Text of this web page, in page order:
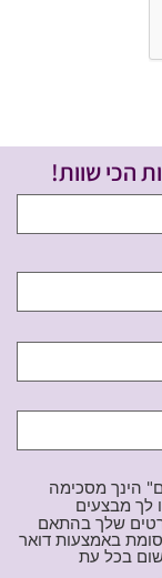
הכי שוות!
הינך מסכימה
לך מבצעים
שלך בהתאם
באמצעות דואר